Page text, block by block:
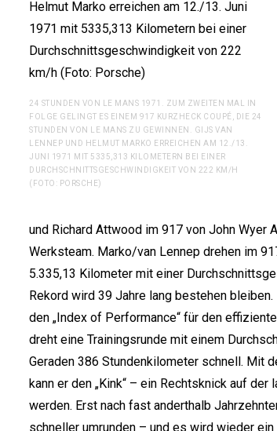
24 STUNDEN VON LE MANS 1971. ZUM ZWEITEN MAL IN
FOLGE GELINGT ES EINEM 917 KURZHECK COUPÉ, DIE 24
STUNDEN VON LE MANS ZU GEWINNEN. GIJS VAN
LENNEP UND HELMUT MARKO ERREICHEN AM 12./13.
JUNI 1971 MIT 5335,313 KILOMETERN BEI EINER
DURCHSCHNITTSGESCHWINDIGKEIT VON 222 KM/H
(FOTO: PORSCHE)
und Richard Attwood im 917 von John
Werksteam. Marko/van Lennep drehen im
5.335,13 Kilometer mit einer
Rekord wird 39 Jahre lang bestehen
den „Index of Performance“ für den
dreht eine Trainingsrunde mit einem
Geraden 386 Stundenkilometer schnell. Mit
kann er den „Kink“ – ein Rechtsknick auf
werden. Erst nach fast anderthalb
schneller umrunden – und es wird wieder